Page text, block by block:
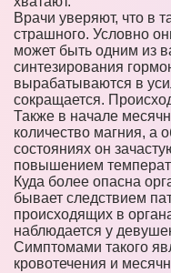
Врачи уверяют, что в
страшного. Условно
может быть одним из
синтезирования
вырабатываются в
сокращается.
Также в начале
количество магния, а
состояниях он
повышением
Куда более опасна
бывает следствием
происходящих в
наблюдается у
Симптомами такого
кровотечения и